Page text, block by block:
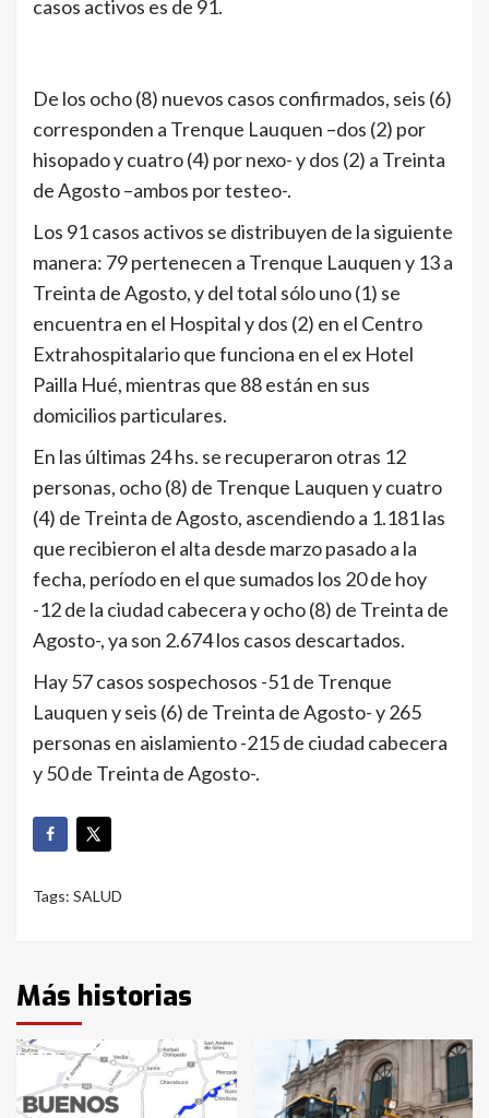
casos activos es de 91.
De los ocho (8) nuevos casos confirmados, seis (6)
corresponden a Trenque Lauquen –dos (2) por
hisopado y cuatro (4) por nexo- y dos (2) a Treinta
de Agosto –ambos por testeo-.
Los 91 casos activos se distribuyen de la siguiente
manera: 79 pertenecen a Trenque Lauquen y 13 a
Treinta de Agosto, y del total sólo uno (1) se
encuentra en el Hospital y dos (2) en el Centro
Extrahospitalario que funciona en el ex Hotel
Pailla Hué, mientras que 88 están en sus
domicilios particulares.
En las últimas 24 hs. se recuperaron otras 12
personas, ocho (8) de Trenque Lauquen y cuatro
(4) de Treinta de Agosto, ascendiendo a 1.181 las
que recibieron el alta desde marzo pasado a la
fecha, período en el que sumados los 20 de hoy
-12 de la ciudad cabecera y ocho (8) de Treinta de
Agosto-, ya son 2.674 los casos descartados.
Hay 57 casos sospechosos -51 de Trenque
Lauquen y seis (6) de Treinta de Agosto- y 265
personas en aislamiento -215 de ciudad cabecera
y 50 de Treinta de Agosto-.
Tags: SALUD
Más historias